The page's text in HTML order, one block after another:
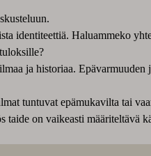
identiteettiä. Haluammeko
ja historiaa.
tuntuvat epämukavilta tai
on vaikeasti määriteltävä